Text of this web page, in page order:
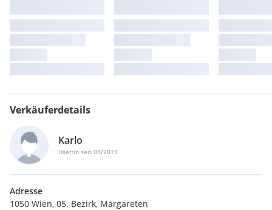
Verkäuferdetails
Karlo
User:in seit 09/2019
Adresse
1050 Wien, 05. Bezirk, Margareten